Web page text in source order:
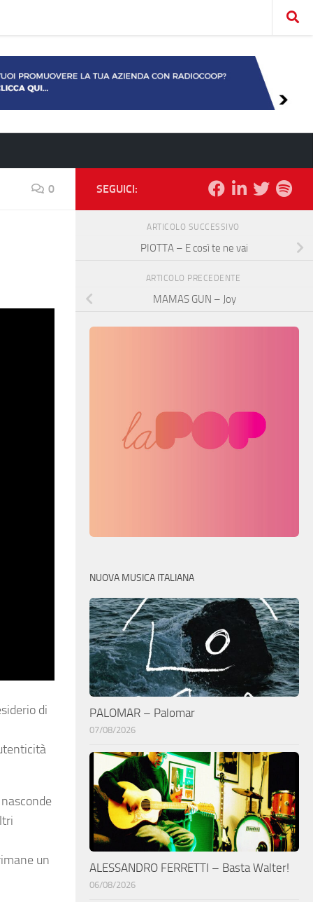
0
di
un
SEGUICI:
ARTICOLO SUCCESSIVO
PIOTTA – E così te ne vai
ARTICOLO PRECEDENTE
MAMAS GUN – Joy
NUOVA MUSICA ITALIANA
PALOMAR – Palomar
07/08/2026
ALESSANDRO FERRETTI – Basta Walter!
06/08/2026